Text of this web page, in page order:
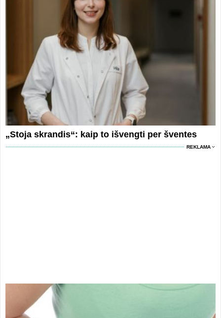
„Stoja skrandis“: kaip to išvengti per šventes
REKLAMA